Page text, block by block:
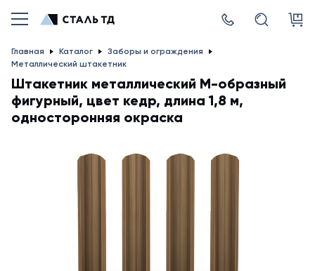
Главная Каталог
Заборы и ограждения
Металлический штакетник
Штакетник металлический М-образный
фигурный, цвет кедр, длина 1,8 м,
односторонняя окраска